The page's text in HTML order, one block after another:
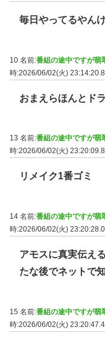
毎日やってるやん
10 名前:番組の途中ですが翡
時:2026/06/02(火)
おまえらほんとド
13 名前:番組の途中ですが翡
時:2026/06/02(火)
リメイク1番ゴミ
14 名前:番組の途中ですが翡
時:2026/06/02(火)
アモスに真実伝え
たな後でネットで
15 名前:番組の途中ですが翡
時:2026/06/02(火)